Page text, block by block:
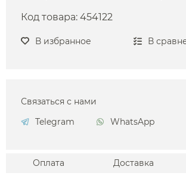
Код товара: 454122
В избранное В
Связаться с нами
Telegram
WhatsApp
Оплата Доставка